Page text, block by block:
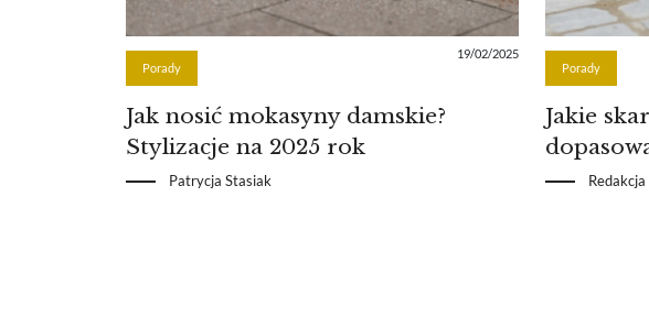
Porady
19/02/2025
Jak nosić mokasyny damskie?
Stylizacje na 2025 rok
Patrycja Stasiak
Porady
Jakie
Redakcja